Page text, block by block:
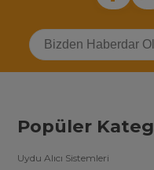
Popüler
Uydu Alıcı Sistemleri